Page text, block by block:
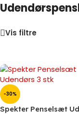
Vis filtre
-30%
Spekter Penselsæt